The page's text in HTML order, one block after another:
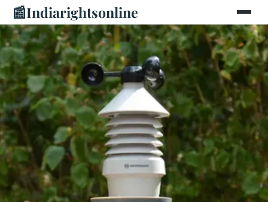
📰Indiarightsonline